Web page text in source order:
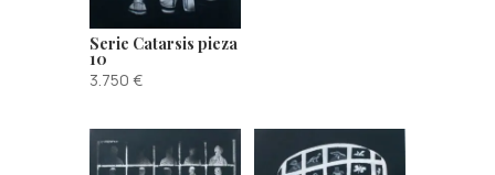
Serie Catarsis pieza
10
3.750 €